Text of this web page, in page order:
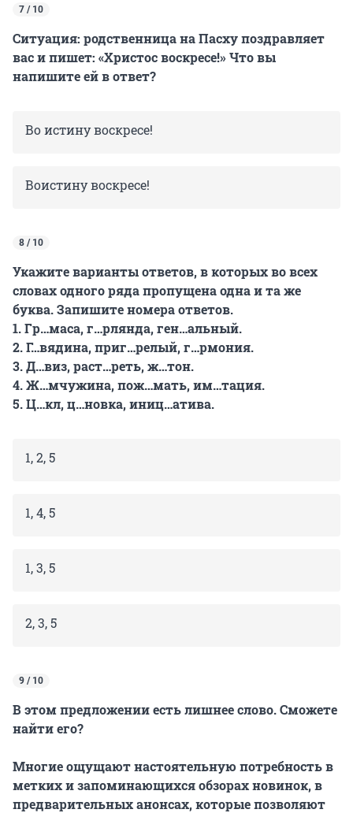
7 / 10
Ситуация: родственница на Пасху поздравляет
вас и пишет: «Христос воскресе!» Что вы
напишите ей в ответ?
Во истину воскресе!
Воистину воскресе!
8 / 10
Укажите варианты ответов, в которых во всех
словах одного ряда пропущена одна и та же
буква. Запишите номера ответов.
1. Гр…маса, г…рлянда, ген…альный.
2. Г…вядина, приг…релый, г…рмония.
3. Д…виз, раст…реть, ж…тон.
4. Ж…мчужина, пож…мать, им…тация.
5. Ц…кл, ц…новка, иниц…атива.
1, 2, 5
1, 4, 5
1, 3, 5
2, 3, 5
9 / 10
В этом предложении есть лишнее слово. Сможете
найти его?
Многие ощущают настоятельную потребность в
метких и запоминающихся обзорах новинок, в
предварительных анонсах, которые позволяют